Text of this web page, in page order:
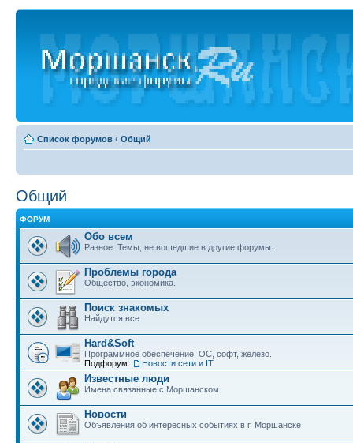
Список форумов ‹ Общий
Общий
ФОРУМ
Обо всем
Разное. Темы, не вошедшие в другие форумы.
Проблемы города
Общество, экономика.
Поиск знакомых
Найдутся все
Hard&Soft
Программное обеспечение, ОС, софт, железо.
Подфорум:
Новости сети и IT
Известные люди
Имена связанные с Моршанском.
Новости
Объявления об интересных событиях в г. Моршанске